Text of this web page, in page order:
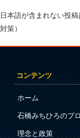
日本語が含まれない投
対策）
コンテンツ
ホーム
石橋みちひろのプ
理念と政策